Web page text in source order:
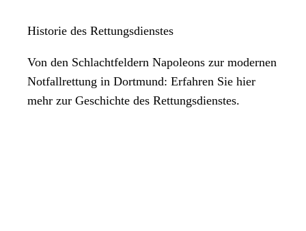
Historie des Rettungsdienstes
Von den Schlachtfeldern Napoleons zur modernen
Notfallrettung in Dortmund: Erfahren Sie hier
mehr zur Geschichte des Rettungsdienstes.